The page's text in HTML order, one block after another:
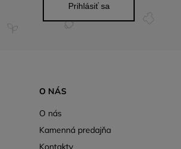
Prihlásiť sa
O NÁS
O nás
Kamenná predajňa
Kontakty